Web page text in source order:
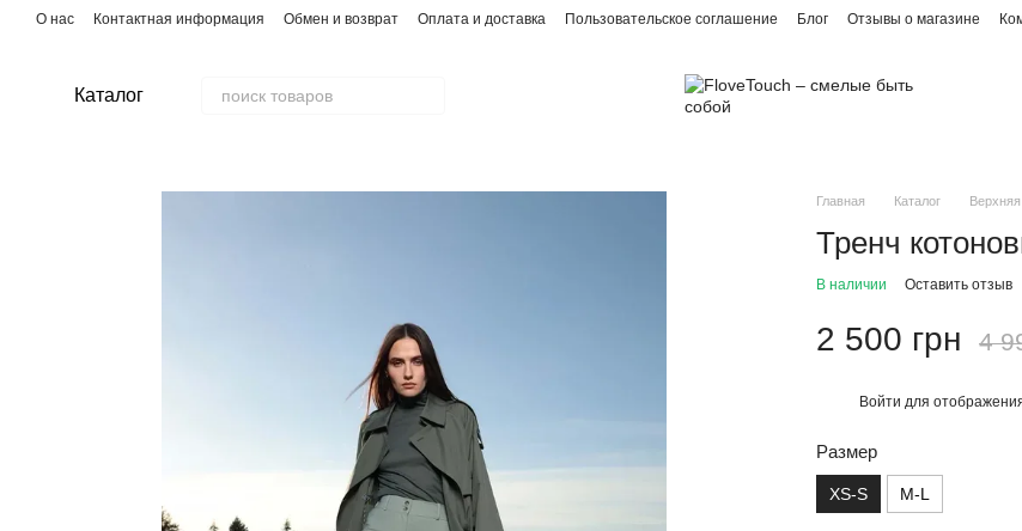
Перейти к основному контенту
О нас Контактная информация Обмен и возврат Оплата и доставка Пользовательское соглашение Блог Отзывы о магазине
Каталог
Главная Каталог
Тренч
В наличии Оставить отзыв
2 500 грн 4
Войти для
Размер
XS-S M-L